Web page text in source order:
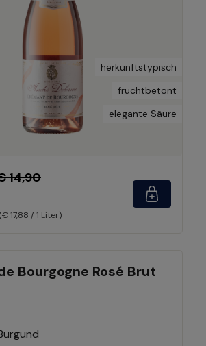
herkunftstypisch
fruchtbetont
elegante Säure
14,90
(€ 17,88 / 1 Liter)
Bourgogne Rosé Brut